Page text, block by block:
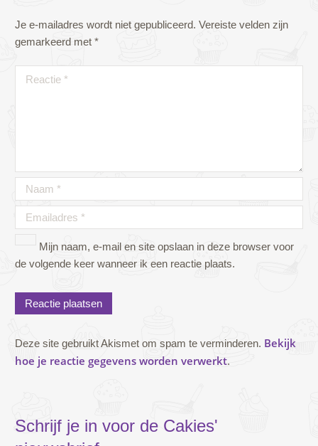
Je e-mailadres wordt niet gepubliceerd. Vereiste velden zijn
gemarkeerd met *
Mijn naam, e-mail en site opslaan in deze browser voor
de volgende keer wanneer ik een reactie plaats.
Deze site gebruikt Akismet om spam te verminderen. Bekijk
hoe je reactie gegevens worden verwerkt.
Schrijf je in voor de Cakies'